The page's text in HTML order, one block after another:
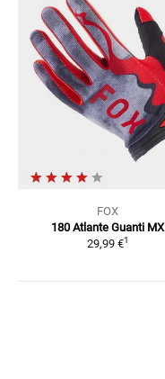
FOX
180 Atlante Guanti MX
29,99 €1